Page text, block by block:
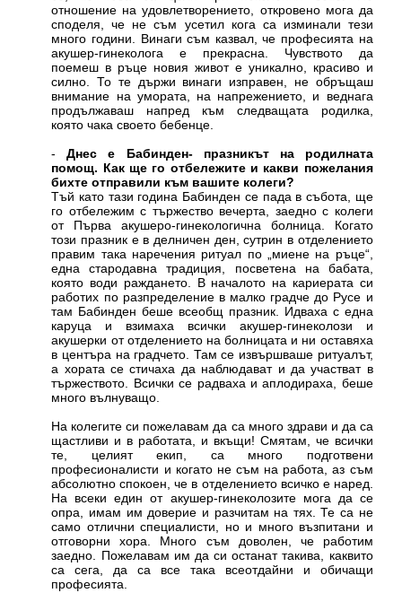
отношение на удовлетворението, откровено мога да
споделя, че не съм усетил кога са изминали тези
много години. Винаги съм казвал, че професията на
акушер-гинеколога е прекрасна. Чувството да
поемеш в ръце новия живот е уникално, красиво и
силно. То те държи винаги изправен, не обръщаш
внимание на умората, на напрежението, и веднага
продължаваш напред към следващата родилка,
която чака своето бебенце.
-Днес е Бабинден- празникът на родилната
помощ. Как ще го отбележите и какви пожелания
бихте отправили към вашите колеги?
Тъй като тази година Бабинден се пада в събота, ще
го отбележим с тържество вечерта, заедно с колеги
от Първа акушеро-гинекологична болница. Когато
този празник е в делничен ден, сутрин в отделението
правим така наречения ритуал по „миене на ръце“,
една стародавна традиция, посветена на бабата,
която води раждането. В началото на кариерата си
работих по разпределение в малко градче до Русе и
там Бабинден беше всеобщ празник. Идваха с една
каруца и взимаха всички акушер-гинеколози и
акушерки от отделението на болницата и ни оставяха
в центъра на градчето. Там се извършваше ритуалът,
а хората се стичаха да наблюдават и да участват в
тържеството. Всички се радваха и аплодираха, беше
много вълнуващо.
На колегите си пожелавам да са много здрави и да са
щастливи и в работата, и вкъщи! Смятам, че всички
те, целият екип, са много подготвени
професионалисти и когато не съм на работа, аз съм
абсолютно спокоен, че в отделението всичко е наред.
На всеки един от акушер-гинеколозите мога да се
опра, имам им доверие и разчитам на тях. Те са не
само отлични специалисти, но и много възпитани и
отговорни хора. Много съм доволен, че работим
заедно. Пожелавам им да си останат такива, каквито
са сега, да са все така всеотдайни и обичащи
професията.